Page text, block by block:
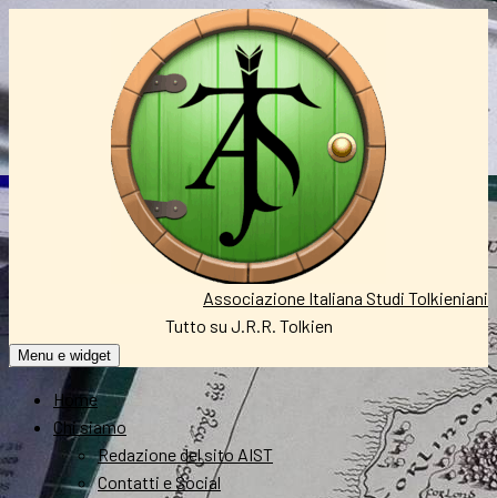
Associazione Italiana Studi Tolkieniani
Tutto su J.R.R. Tolkien
Menu e widget
Home
Chi siamo
Redazione del sito AIST
Contatti e Social